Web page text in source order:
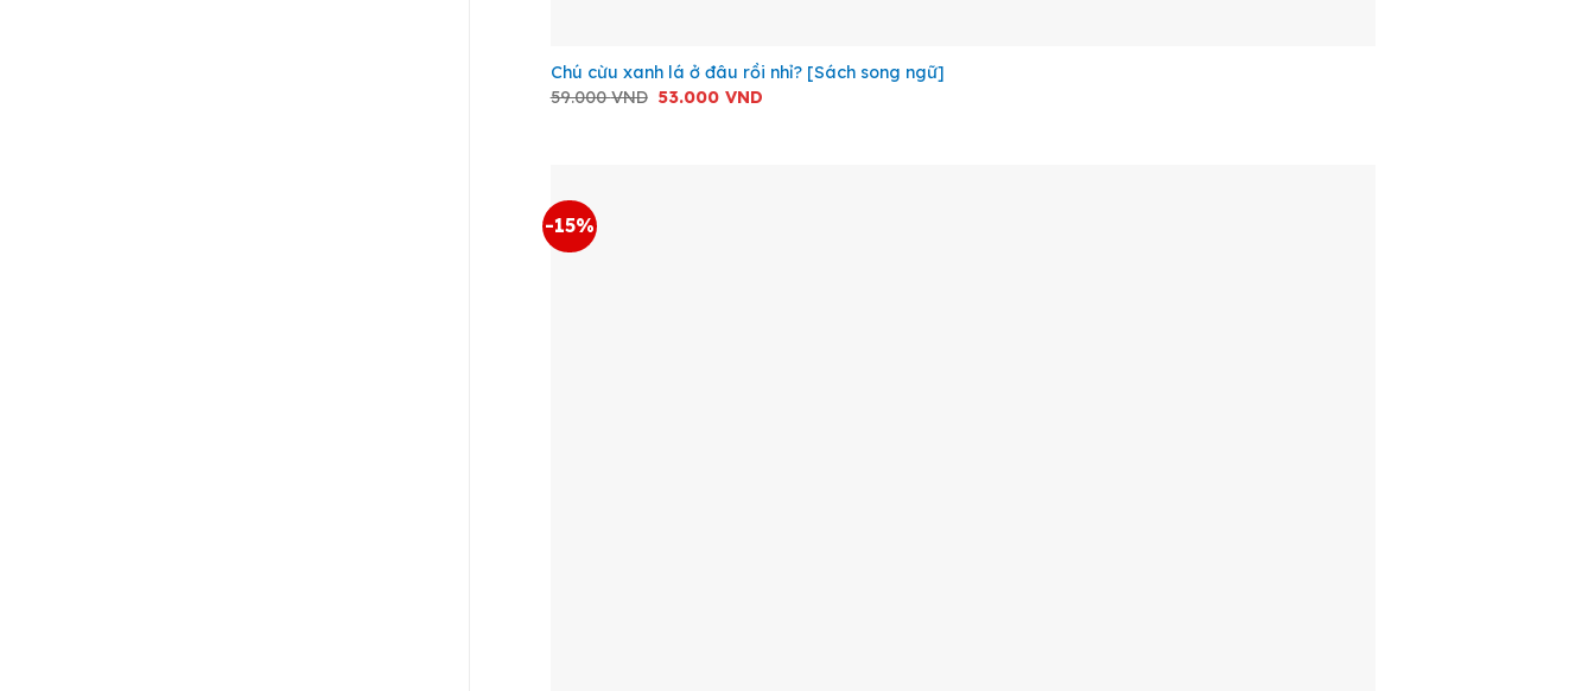
Chú cừu xanh lá ở đâu rồi nhỉ? [Sách song ngữ]
59.000VND Giá
53.000 VNDGiá
-15%